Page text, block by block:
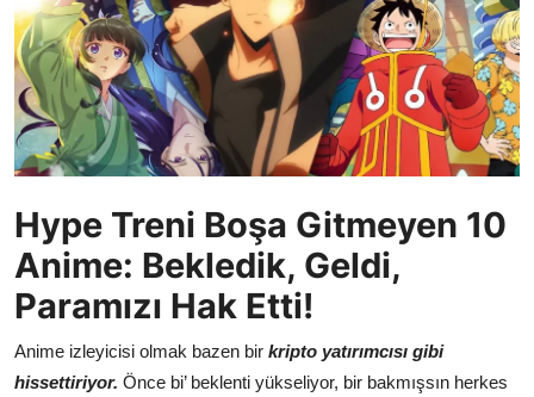
Hype Treni Boşa Gitmeyen 10
Anime: Bekledik, Geldi,
Paramızı Hak Etti!
Anime izleyicisi olmak bazen bir kripto yatırımcısı gibi
hissettiriyor. Önce bi’ beklenti yükseliyor, bir bakmışsın herkes